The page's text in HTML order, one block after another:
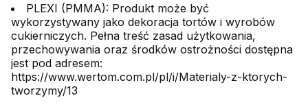
PLEXI (PMMA): Produkt może być
wykorzystywany jako dekoracja tortów i wyrobów
cukierniczych. Pełna treść zasad użytkowania,
przechowywania oraz środków ostrożności dostępna
jest pod adresem:
https://www.wertom.com.pl/pl/i/Materialy-z-ktorych-
tworzymy/13